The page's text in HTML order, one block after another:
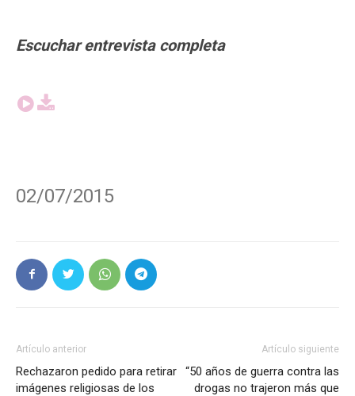
Escuchar entrevista completa
02/07/2015
Artículo anterior
Rechazaron pedido para retirar
imágenes religiosas de los
Artículo siguiente
“50 años de guerra contra las
drogas no trajeron más que